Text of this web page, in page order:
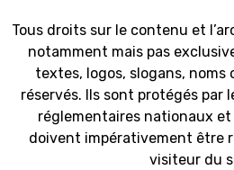
Tous droits sur le contenu et
notamment mais pas
textes, logos, slogans, noms
réservés. Ils sont protégés
réglementaires nationaux
doivent impérativement être
visiteur du